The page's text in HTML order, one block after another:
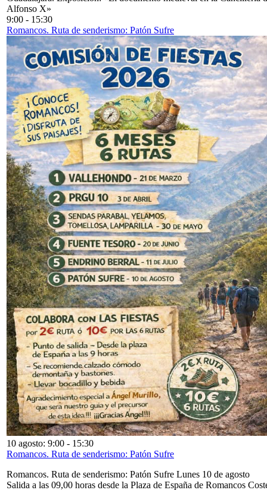
Alfonso X»
9:00 - 15:30
Romancos. Ruta de senderismo: Patón Sufre
10 agosto: 9:00 - 15:30
Romancos. Ruta de senderismo: Patón Sufre
Romancos. Ruta de senderismo: Patón Sufre Lunes 10 de agosto
Salida a las 09,00 horas desde la Plaza de España de Romancos